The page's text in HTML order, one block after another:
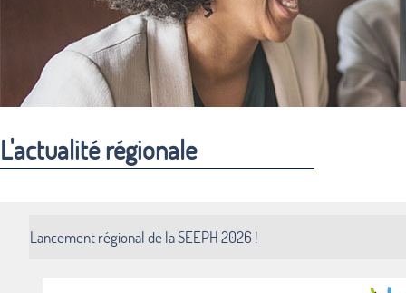
L'actualité régionale
Lancement régional de la SEEPH 2026 !